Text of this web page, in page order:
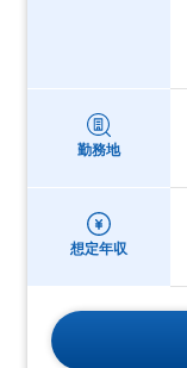
勤務地
想定年収